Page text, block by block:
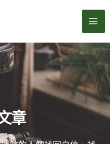
章